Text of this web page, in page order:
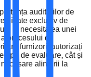
auditărilor de
exclusiv de
și necesitatea unei
procesului de
furnizorii autorizați
de evaluare, cât și
alinierii la